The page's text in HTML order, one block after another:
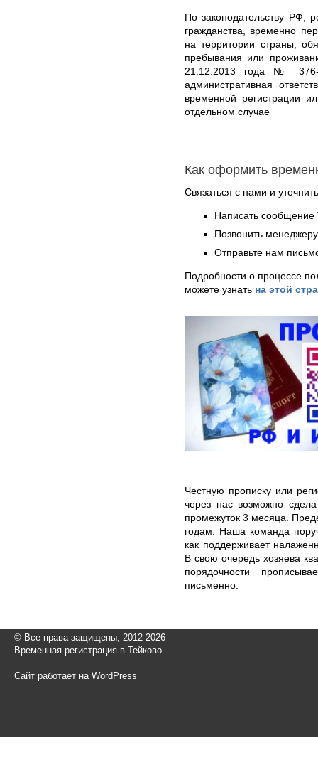
По законодательству РФ,
гражданства, временно
на территории страны,
пребывания или
21.12.2013 года № 376-
административная
временной регистрации
отдельном случае
Как оформить
Связаться с нами и
Написать
Позвонить
Отправьте нам
Подробности о процессе
можете узнать на этой
Честную прописку или
через нас возможно
промежуток 3 месяца.
годам. Наша команда
как поддерживает
В свою очередь хозяева
порядочности
письменно.
© Все права защищены, 2012-2026
Временная регистрация в Тейково.
Сайт работает на WordPress